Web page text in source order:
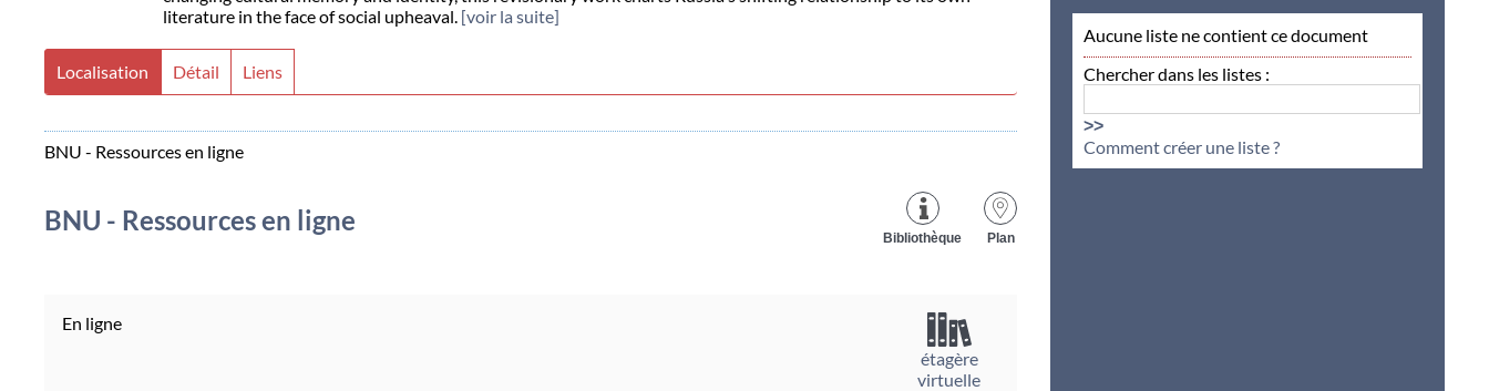
literature in the face of social upheaval. [voir la suite]
Localisation Détail Liens
BNU - Ressources en ligne
BNU - Ressources en ligne
Plan
Bibliothèque
En ligne
étagère
virtuelle
Aucune liste ne contient ce document
Chercher dans les listes :
>>
Comment créer une liste ?